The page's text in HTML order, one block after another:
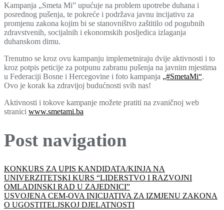
Kampanja „Smeta Mi” upućuje na problem upotrebe duhana i
posrednog pušenja, te pokreće i podržava javnu incijativu za
promjenu zakona kojim bi se stanovništvo zaštitilo od pogubnih
zdravstvenih, socijalnih i ekonomskih posljedica izlaganja
duhanskom dimu.
Trenutno se kroz ovu kampanju implemetniraju dvije aktivnosti i to
kroz potpis peticije za potpunu zabranu pušenja na javnim mjestima
u Federaciji Bosne i Hercegovine i foto kampanja „‪#‎SmetaMi‬“.
Ovo je korak ka zdravijoj budućnosti svih nas!
Aktivnosti i tokove kampanje možete pratiti na zvaničnoj web
stranici www.smetami.ba
Post navigation
KONKURS ZA UPIS KANDIDATA/KINJA NA
UNIVERZITETSKI KURS “LIDERSTVO I RAZVOJNI
OMLADINSKI RAD U ZAJEDNICI”
USVOJENA CEM-OVA INICIJATIVA ZA IZMJENU ZAKONA
O UGOSTITELJSKOJ DJELATNOSTI